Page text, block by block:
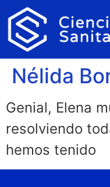
Nélida
Genial, Elena
resolviendo
hemos tenido